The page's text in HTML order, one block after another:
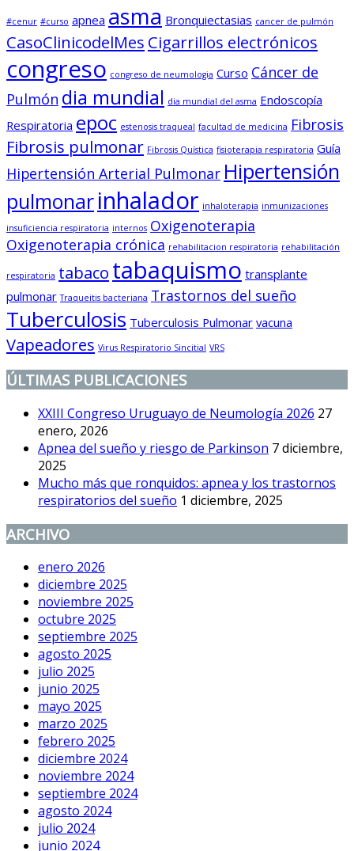
#cenur #curso apnea asma Bronquiectasias cancer de pulmón
CasoClinicodelMes Cigarrillos electrónicos
congreso congreso de neumologia Curso Cáncer de
Pulmón dia mundial dia mundial del asma Endoscopía
Respiratoria epoc estenosis traqueal facultad de medicina Fibrosis
Fibrosis pulmonar Fibrosis Quística fisioterapia respiratoria Guía
Hipertensión Arterial Pulmonar Hipertensión
pulmonarinhalador inhaloterapia inmunizaciones
insuficiencia respiratoria internos Oxigenoterapia
Oxigenoterapia crónica rehabilitacion respiratoria rehabilitación
respiratoria tabaco tabaquismo transplante
pulmonar Traqueitis bacteriana Trastornos del sueño
Tuberculosis Tuberculosis Pulmonar vacuna
Vapeadores Virus Respiratorio Sincitial VRS
ÚLTIMAS PUBLICACIONES
XXIII Congreso Uruguayo de Neumología 2026 27
enero, 2026
Apnea del sueño y riesgo de Parkinson 7 diciembre,
2025
Mucho más que ronquidos: apnea y los trastornos
respiratorios del sueño 1 diciembre, 2025
ARCHIVO
enero 2026
diciembre 2025
noviembre 2025
octubre 2025
septiembre 2025
agosto 2025
julio 2025
junio 2025
mayo 2025
marzo 2025
febrero 2025
diciembre 2024
noviembre 2024
septiembre 2024
agosto 2024
julio 2024
junio 2024